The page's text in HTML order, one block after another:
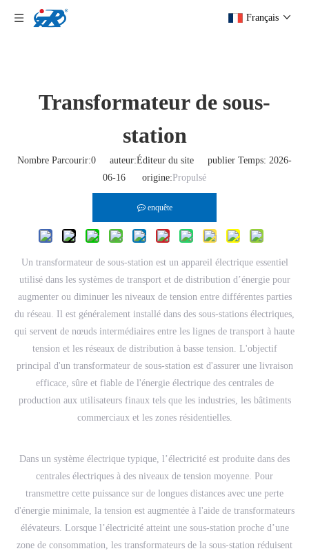
Français
Transformateur de sous-
station​
Nombre Parcourir:0 auteur:Éditeur du site publier Temps: 2026-
06-16 origine:Propulsé
enquête
Un transformateur de sous-station est un appareil électrique essentiel
utilisé dans les systèmes de transport et de distribution d’énergie pour
augmenter ou diminuer les niveaux de tension entre différentes parties
du réseau. Il est généralement installé dans des sous-stations électriques,
qui servent de nœuds intermédiaires entre les lignes de transport à haute
tension et les réseaux de distribution à basse tension. L'objectif
principal d'un transformateur de sous-station est d'assurer une livraison
efficace, sûre et fiable de l'énergie électrique des centrales de
production aux utilisateurs finaux tels que les industries, les bâtiments
commerciaux et les zones résidentielles.
Dans un système électrique typique, l’électricité est produite dans des
centrales électriques à des niveaux de tension moyenne. Pour
transmettre cette puissance sur de longues distances avec une perte
d'énergie minimale, la tension est augmentée à l'aide de transformateurs
élévateurs. Lorsque l’électricité atteint une sous-station proche d’une
zone de consommation, les transformateurs de la sous-station réduisent